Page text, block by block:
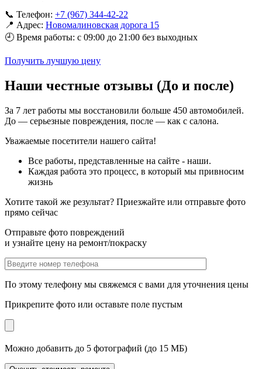
📞 Телефон: +7 (967) 344-42-22
📍 Адрес: Новомалиновская дорога 15
🕘 Время работы: с 09:00 до 21:00 без выходных
Получить лучшую цену
Наши честные отзывы (До и после)
За 7 лет работы мы восстановили больше 450 автомобилей.
До — серьезные повреждения, после — как с салона.
Уважаемые посетители нашего сайта!
Все работы, представленные на сайте - наши.
Каждая работа это процесс, в который мы привносим
жизнь
Хотите такой же результат? Приезжайте или отправьте фото
прямо сейчас
Отправьте фото повреждений
и узнайте цену на ремонт/покраску
По этому телефону мы свяжемся с вами для уточнения цены
Прикрепите фото или оставьте поле пустым
Можно добавить до 5 фотографий (до 15 МБ)